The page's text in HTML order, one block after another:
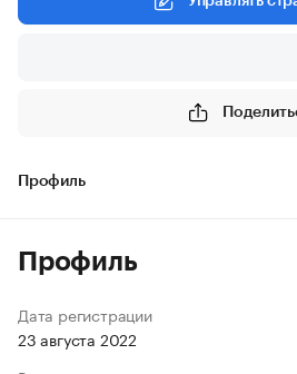
Профиль
Профиль
Дата регистрации
23 августа 2022